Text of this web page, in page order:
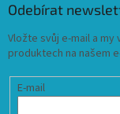
Odebírat
Vložte svůj e-mail a
produktech na našem
E-mail